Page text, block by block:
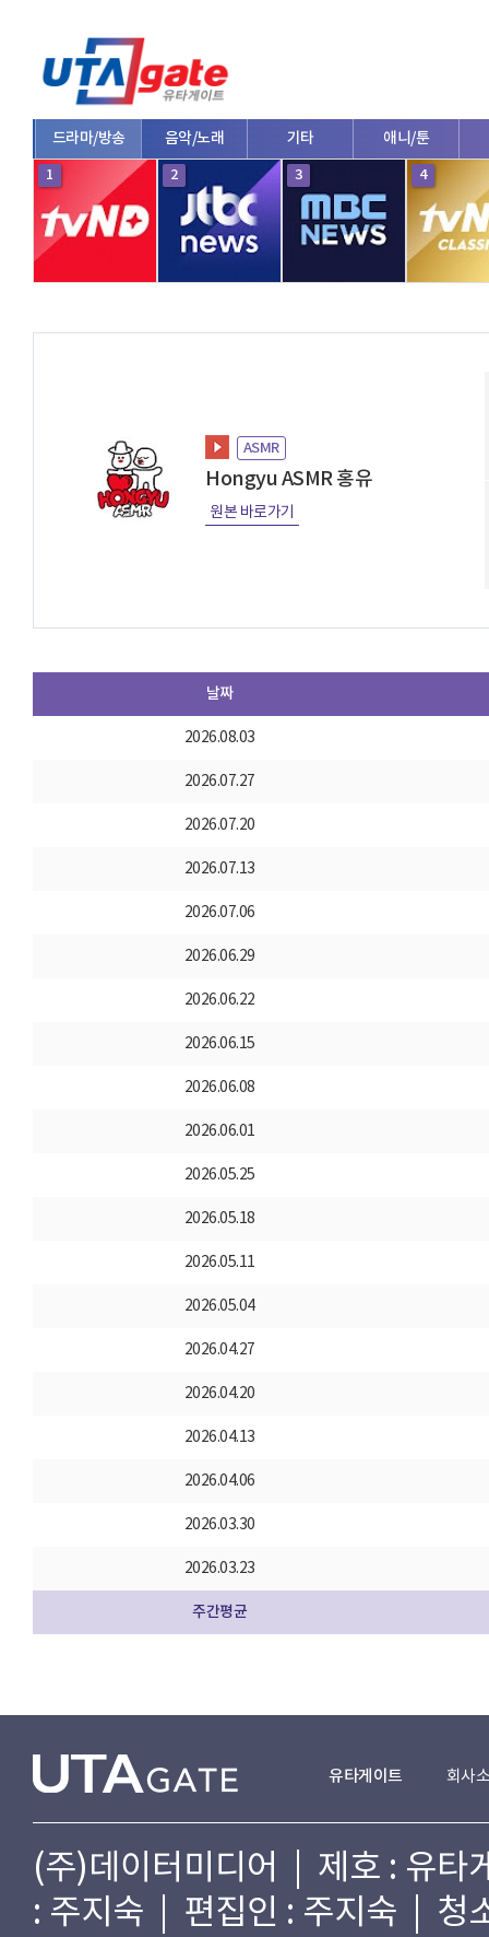
드라마/방송 음악/노래 기타 애니/툰
1 2 3 4
ASMR
Hongyu ASMR 홍유
원본 바로가기
날짜
2026.08.03
2026.07.27
2026.07.20
2026.07.13
2026.07.06
2026.06.29
2026.06.22
2026.06.15
2026.06.08
2026.06.01
2026.05.25
2026.05.18
2026.05.11
2026.05.04
2026.04.27
2026.04.20
2026.04.13
2026.04.06
2026.03.30
2026.03.23
주간평균
유타게이트 회사
(주)데이터미디어 | 제호 : 유
: 주지숙 | 편집인 : 주지숙 | 청